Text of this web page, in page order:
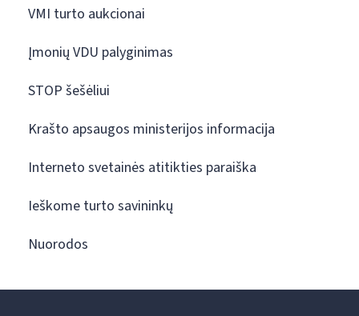
VMI turto aukcionai
Įmonių VDU palyginimas
STOP šešėliui
Krašto apsaugos ministerijos informacija
Interneto svetainės atitikties paraiška
Ieškome turto savininkų
Nuorodos